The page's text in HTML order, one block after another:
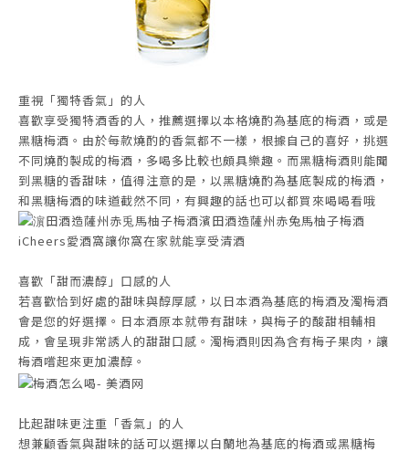
重視「獨特香氣」的人
喜歡享受獨特酒香的人，推薦選擇以本格燒酌為基底的梅酒，或是
黑糖梅酒。由於每款燒酌的香氣都不一樣，根據自己的喜好，挑選
不同燒酌製成的梅酒，多喝多比較也頗具樂趣。而黑糖梅酒則能聞
到黑糖的香甜味，值得注意的是，以黑糖燒酌為基底製成的梅酒，
和黑糖梅酒的味道截然不同，有興趣的話也可以都買來喝喝看哦
喜歡「甜而濃醇」口感的人
若喜歡恰到好處的甜味與醇厚感，以日本酒為基底的梅酒及濁梅酒
會是您的好選擇。日本酒原本就帶有甜味，與梅子的酸甜相輔相
成，會呈現非常誘人的甜甜口感。濁梅酒則因為含有梅子果肉，讓
梅酒嚐起來更加濃醇。
比起甜味更注重「香氣」的人
想兼顧香氣與甜味的話可以選擇以白蘭地為基底的梅酒或黑糖梅